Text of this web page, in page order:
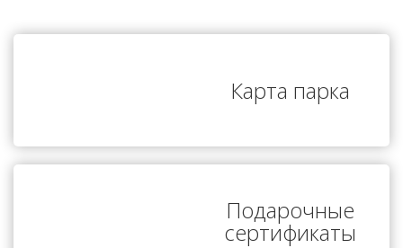
Карта парка
Подарочные
сертификаты